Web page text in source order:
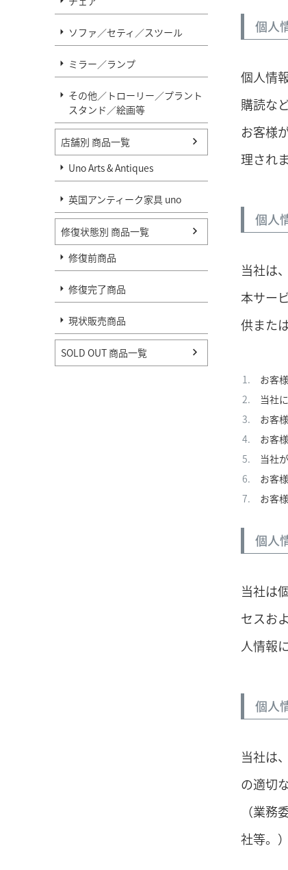
ソファ／セティ／スツール
ミラー／ランプ
その他／トローリー／プラント
スタンド／絵画等
店舗別 商品一覧
Uno Arts & Antiques
英国アンティーク家具 uno
修復状態別 商品一覧
修復前商品
修復完了商品
現状販売商品
SOLD OUT 商品一覧
個人
個人情
購読な
お客様
理されま
個人
当社は
本サー
供また
お客
当社
お客
お客
当社
お客
お客
個人
当社は
セスお
人情報
個人
当社は
の適切
（業
社等。）